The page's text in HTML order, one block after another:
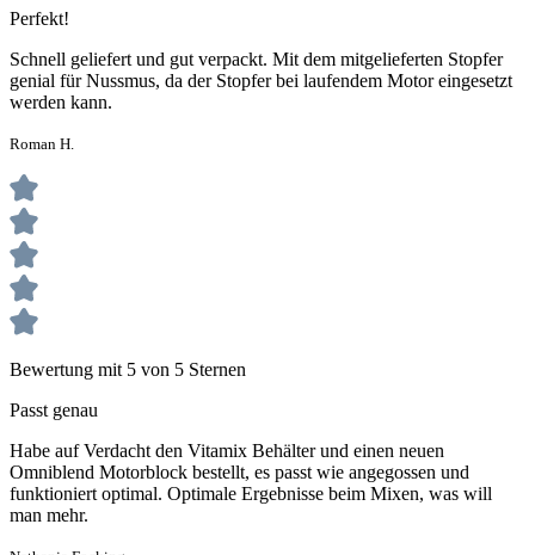
Perfekt!
Schnell geliefert und gut verpackt. Mit dem mitgelieferten Stopfer
genial für Nussmus, da der Stopfer bei laufendem Motor eingesetzt
werden kann.
Roman H.
Bewertung mit 5 von 5 Sternen
Passt genau
Habe auf Verdacht den Vitamix Behälter und einen neuen
Omniblend Motorblock bestellt, es passt wie angegossen und
funktioniert optimal. Optimale Ergebnisse beim Mixen, was will
man mehr.